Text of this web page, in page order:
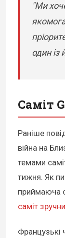
"Ми
один із
Саміт
Раніше
війна на
темами
тижня. Як
приймаюча
саміт
Французькі